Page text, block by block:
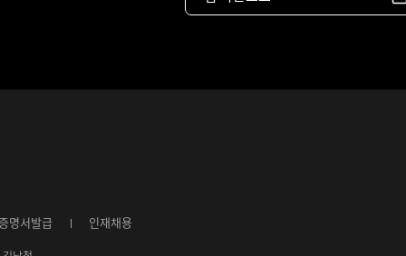
명서발급 인재채용